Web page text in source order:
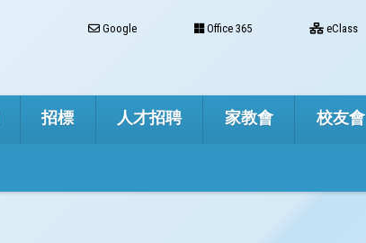
Google Office 365 eClass
招標 人才招聘 家教會 校友會